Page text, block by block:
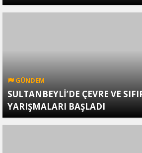
GÜNDEM
SULTANBEYLİ’DE ÇEVRE VE
YARIŞMALARI BAŞLADI